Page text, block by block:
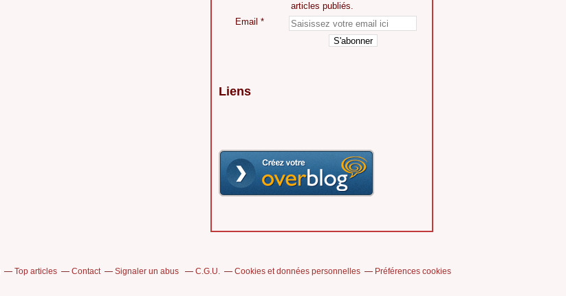
articles publiés.
Email
Liens
Top articles Contact Signaler un abus C.G.U. Cookies et données personnelles Préférences cookies